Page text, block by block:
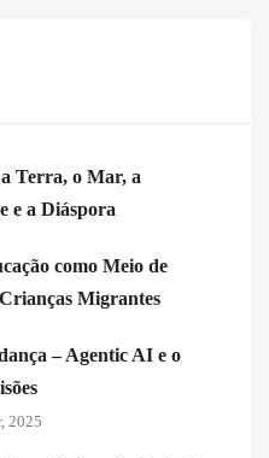
Terra, o Mar, a
e a Diáspora
como Meio de
Migrantes
– Agentic AI e o
2025